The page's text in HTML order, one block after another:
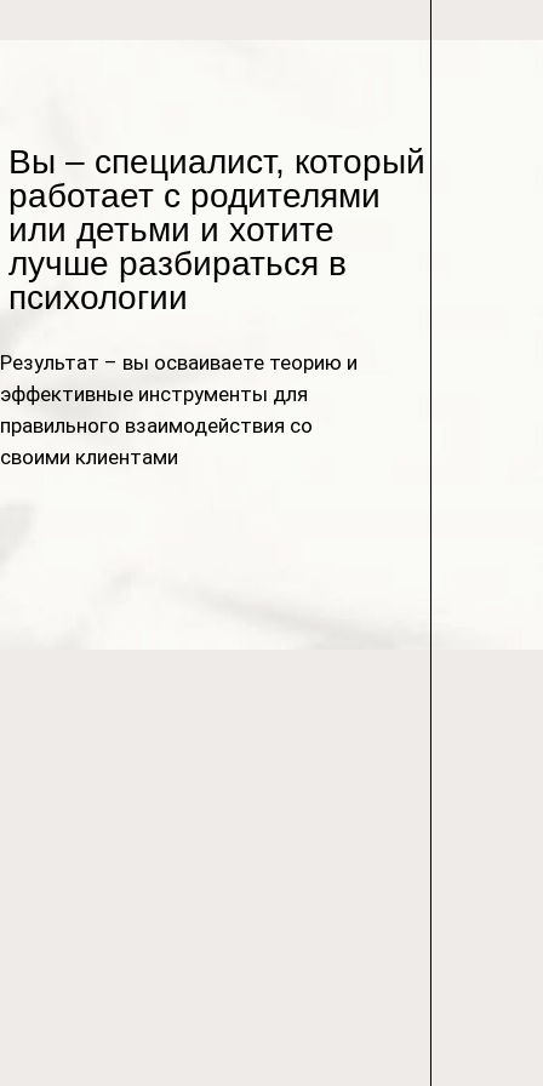
Вы – специалист, который
работает с родителями
или детьми и хотите
лучше разбираться в
психологии
Результат – вы осваиваете теорию и
эффективные инструменты для
правильного взаимодействия со
своими клиентами